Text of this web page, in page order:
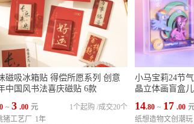
磁吸冰箱贴 得偿所愿系列 创意
中国风书法喜庆磁贴 6款
~ 3 .00 元 成交20个
1个起购 /
猪工艺厂
1年
小马宝莉24节
晶立体画盲盒
14.80 ~ 17 .00
纸想造物文创潮玩